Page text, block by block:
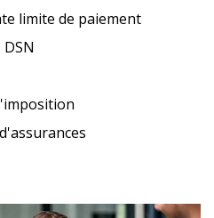
limite de paiement